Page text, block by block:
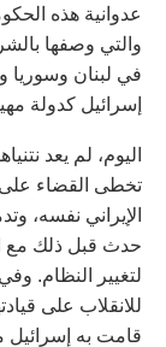
عدوانية هذه
والتي وصفها
في لبنان وسوريا
إسرائيل كدولة
اليوم، لم يعد
تخطى القضاء على
الإيراني نفسه،
حدث قبل ذلك مع
لتغيير النظام. وفي
للانقلاب على
قامت به إسرائيل